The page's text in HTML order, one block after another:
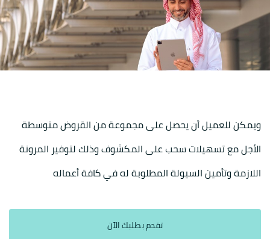
ويمكن للعميل أن يحصل على مجموعة من القروض متوسطة
الأجل مع تسهيلات سحب على المكشوف وذلك لتوفير المرونة
اللازمة وتأمين السيولة المطلوبة له في كافة أعماله
تقدم بطلبك الآن